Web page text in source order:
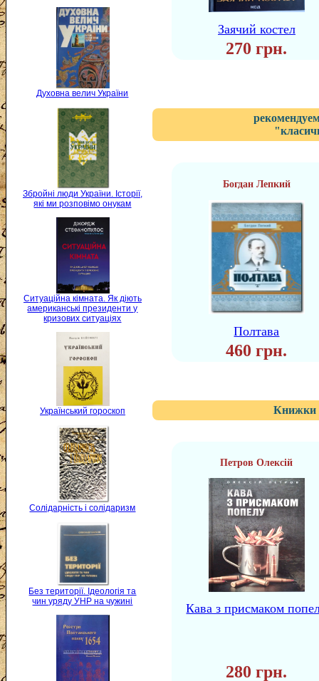
Духовна велич України
Збройні люди України. Історії,
які ми розповімо онукам
Ситуаційна кімната. Як діють
американські президенти у
кризових ситуаціях
Український гороскоп
Солідарність і солідаризм
Без території. Ідеологія та
чин уряду УНР на чужині
Заячий костел
270 грн.
Богдан Лепкий
Полтава
460 грн.
Книжки
Петров Олексій
Кава з присмаком
280 грн.